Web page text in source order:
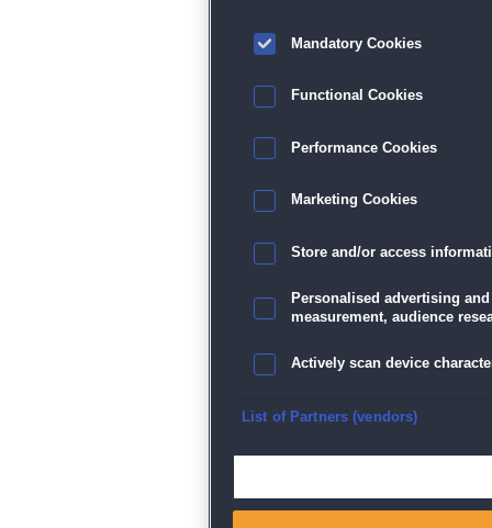
Mandatory Cookies
Functional Cookies
Performance Cookies
Marketing Cookies
Store and/or access
Personalised advertising
measurement, audience
Actively scan device
Ensure security, prevent
List of Partners (vendors)